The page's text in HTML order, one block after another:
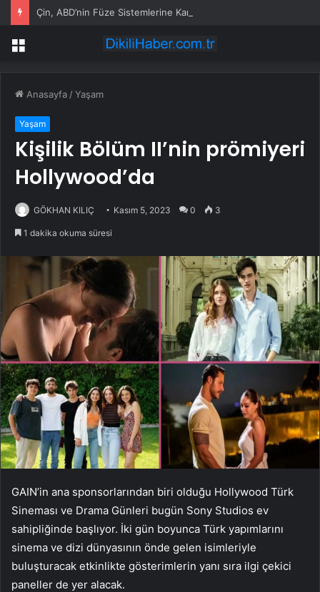
Çin, ABD’nin Füze Sistemlerine Karşı Çıktı
Menü
Anasayfa /Yaşam
Yaşam
Kişilik Bölüm II’nin prömiyeri
Hollywood’da
GÖKHAN KILIÇ Kasım 5, 2023 0 3
1 dakika okuma süresi
GAIN’in ana sponsorlarından biri olduğu Hollywood Türk
Sineması ve Drama Günleri bugün Sony Studios ev
sahipliğinde başlıyor. İki gün boyunca Türk yapımlarını
sinema ve dizi dünyasının önde gelen isimleriyle
buluşturacak etkinlikte gösterimlerin yanı sıra ilgi çekici
paneller de yer alacak.